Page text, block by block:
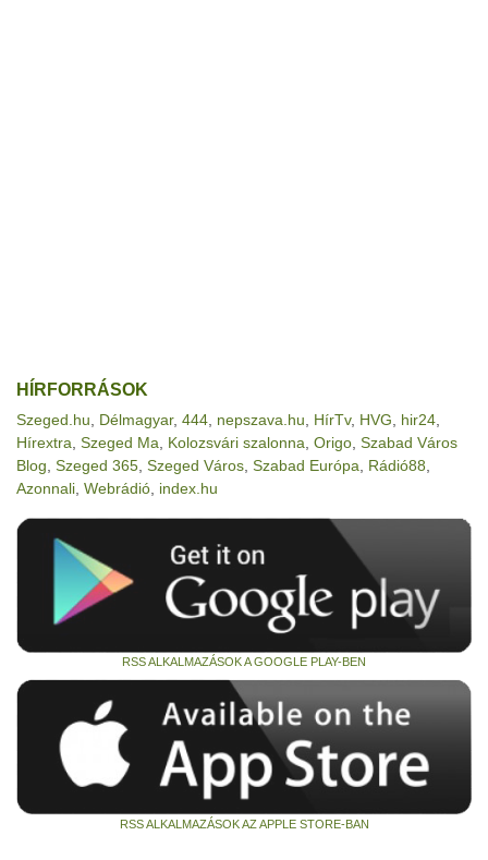
HÍRFORRÁSOK
Szeged.hu Délmagyar, 444 nepszava.hu HírTv, HVG hir24
Hírextra Szeged Ma Kolozsvári szalonna Origo Szabad Város
Blog Szeged 365 Szeged Város Szabad Európa Rádió88
Azonnali Webrádió index.hu
RSS ALKALMAZÁSOK A GOOGLE PLAY-BEN
RSS ALKALMAZÁSOK AZ APPLE STORE-BAN